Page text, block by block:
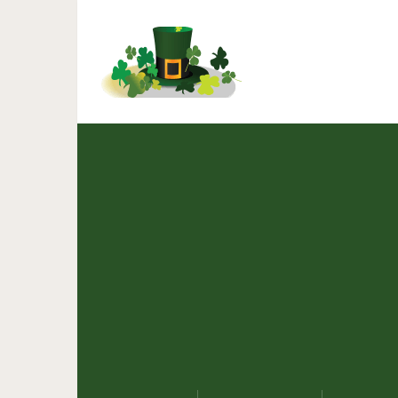
Девочка из Украины